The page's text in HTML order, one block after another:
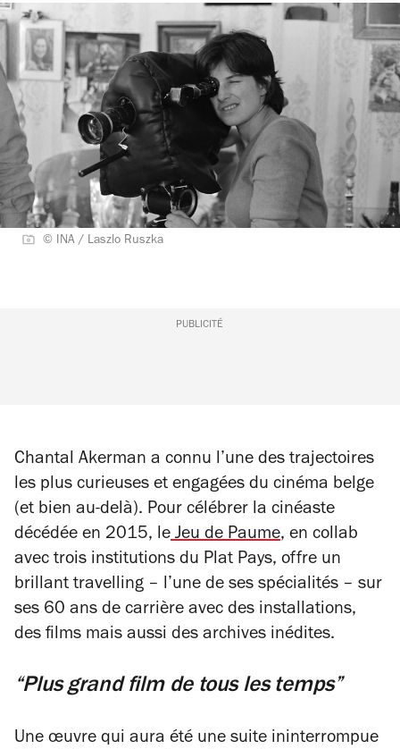
© INA / Laszlo Ruszka
PUBLICITÉ
Chantal Akerman a connu l’une des trajectoires
les plus curieuses et engagées du cinéma belge
(et bien au-delà). Pour célébrer la cinéaste
décédée en 2015, le Jeu de Paume, en collab
avec trois institutions du Plat Pays, offre un
brillant travelling – l’une de ses spécialités – sur
ses 60 ans de carrière avec des installations,
des films mais aussi des archives inédites.
“Plus grand film de tous les temps”
Une œuvre qui aura été une suite ininterrompue